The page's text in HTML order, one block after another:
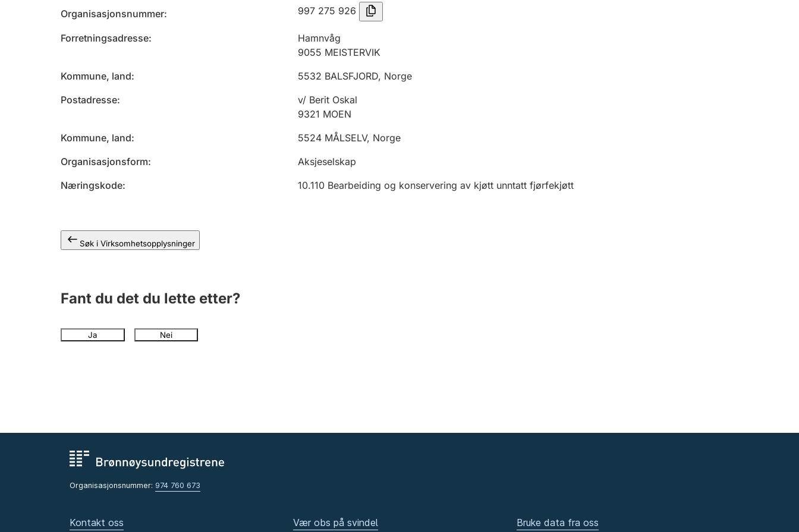
Organisasjonsnummer 997 275 926
Forretningsadresse
Hamnvåg
9055 MEISTERVIK
Kommune, land
5532 BALSFJORD, Norge
Postadresse
v/ Berit Oskal
9321 MOEN
Kommune, land
5524 MÅLSELV, Norge
Organisasjonsform
Aksjeselskap
Næringskode
10.110 Bearbeiding og konservering av kjøtt unntatt fjørfekjøtt
Søk i Virksomhetsopplysninger
Fant du det du lette etter?
Ja Nei
Organisasjonsnummer: 974 760 673
Kontakt oss Vær obs på svindel Bruke data fra oss